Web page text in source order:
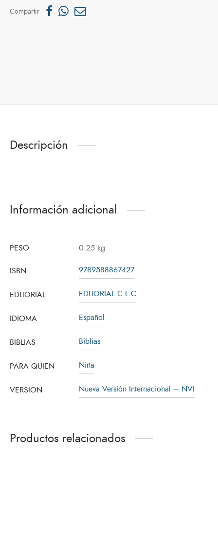
Compartir
Descripción
Información adicional
PESO 0.25 kg
ISBN 9789588867427
EDITORIAL EDITORIAL C.L.C
IDIOMA Español
BIBLIAS Biblias
PARA QUIEN Niña
VERSION Nueva Versión Internacional – NVI
Productos relacionados